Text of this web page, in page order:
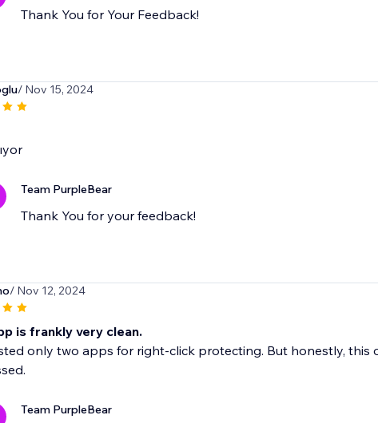
Thank You for Your Feedback!
/ Nov 15, 2024
Team PurpleBear
Thank You for your feedback!
/ Nov 12, 2024
is frankly very clean.
only two apps for right-click protecting. But honestly, this
Team PurpleBear